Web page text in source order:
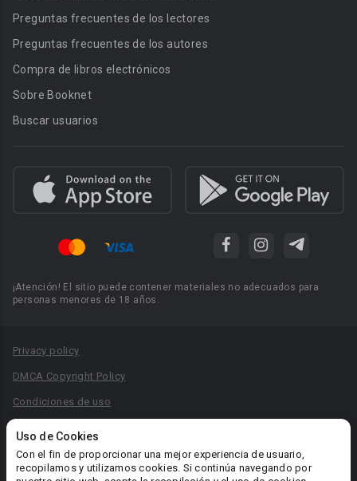
Uso de Cookies
Con el fin de proporcionar una mejor experiencia de usuario,
recopilamos y utilizamos cookies. Si continúa navegando por
Preguntas frecuentes de los lectores
Preguntas frecuentes de los autores
Compra de libros electrónicos
Sobre Booknet
Buscar usuarios
¡Atención! El sitio puede contener materiales no adecuados para
personas menores de 18 años.
Privacy policy
DMCA Copyright Policy
Condiciones de uso
Reglas para la publicación de libros
Área RR.PP.: pr@booknet.com